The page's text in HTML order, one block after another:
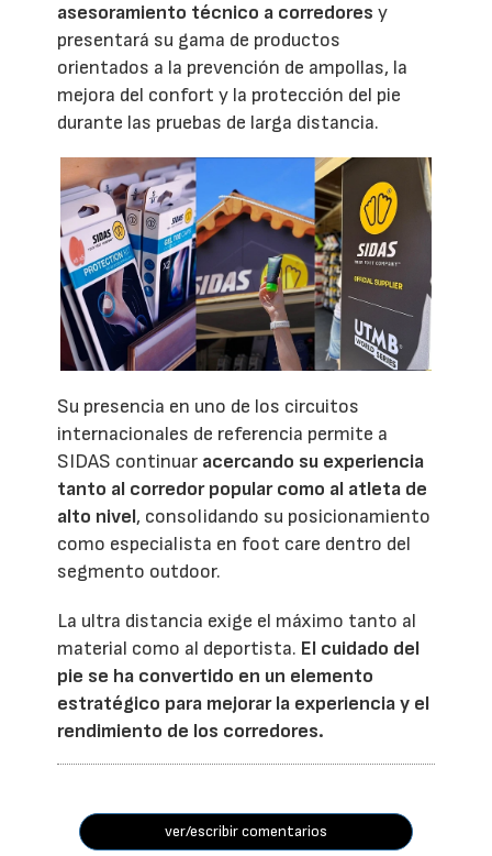
asesoramiento técnico a corredores y
presentará su gama de productos
orientados a la prevención de ampollas, la
mejora del confort y la protección del pie
durante las pruebas de larga distancia.
Su presencia en uno de los circuitos
internacionales de referencia permite a
SIDAS continuar acercando su experiencia
tanto al corredor popular como al atleta de
alto nivel, consolidando su posicionamiento
como especialista en foot care dentro del
segmento outdoor.
La ultra distancia exige el máximo tanto al
material como al deportista. El cuidado del
pie se ha convertido en un elemento
estratégico para mejorar la experiencia y el
rendimiento de los corredores.
ver/escribir comentarios